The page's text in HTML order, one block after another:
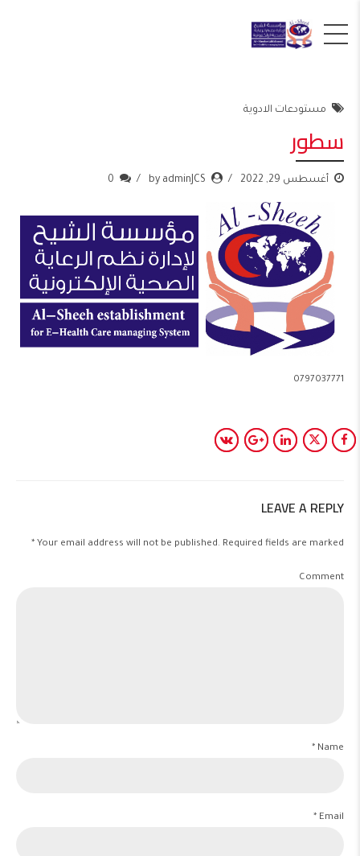
مستودعات الادوية
سطور
أغسطس 29, 2022 by adminJCS
0
0797037771
LEAVE A REPLY
Your email address will not be published. Required fields are marked *
Comment
Name *
Email *